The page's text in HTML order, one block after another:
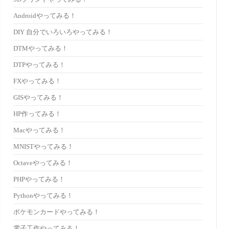
Androidやってみる！
DIY 自分でいろいろやってみる！
DTMやってみる！
DTPやってみる！
FXやってみる！
GISやってみる！
HP作ってみる！
Macやってみる！
MNISTやってみる！
Octaveやってみる！
PHPやってみる！
Pythonやってみる！
ポケモンカードやってみる！